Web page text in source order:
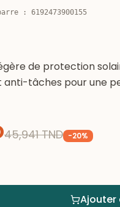
: 6192473900155
de protection
anti-tâches pour une
45,941 TND -20%
Ajouter